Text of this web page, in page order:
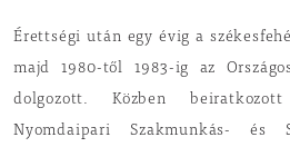
Érettségi után egy évig a
majd 1980-től 1983-ig az
dolgozott. Közben
Nyomdaipari Szakmunkás- és